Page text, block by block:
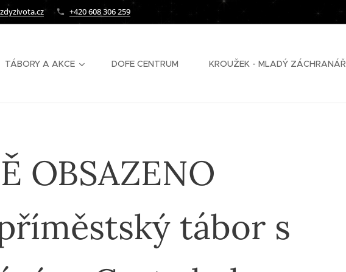
+420 608 306 259
TÁBORY A AKCE DOFE CENTRUM KROUŽEK - MLADÝ ZÁCHRANÁŘ
OBSAZENO
tábor s